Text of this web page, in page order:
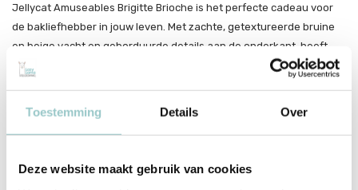
Toestemming Details Over
Deze website maakt gebruik van cookies
Jellycat Amuseables Brigitte Brioche is het perfecte cadeau voor
de bakliefhebber in jouw leven. Met zachte, getextureerde bruine
en beige vacht en geborduurde details aan de onderkant, heeft
Brigitte fijne corduroy beentjes en een geborduurde glimlach – voor
Productspecificaties
SKU A6BRO